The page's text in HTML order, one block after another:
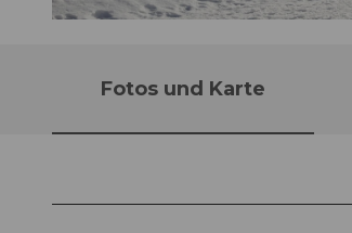
Fotos und Karte